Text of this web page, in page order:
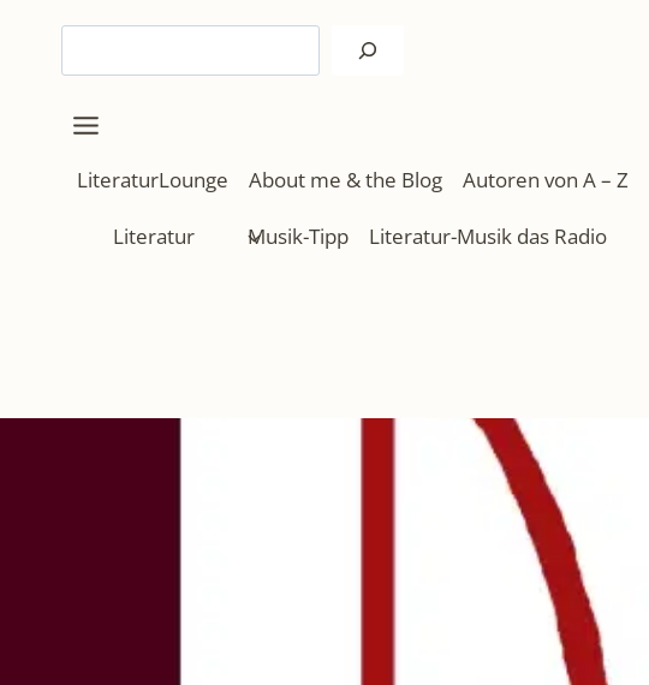
springen
LiteraturLounge About me & the Blog Autoren von A – Z
Literatur Musik-Tipp Literatur-Musik das Radio